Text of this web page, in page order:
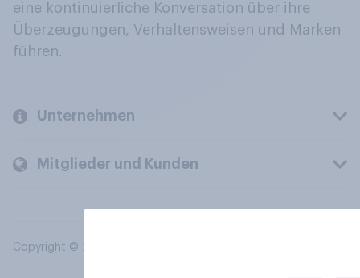
eine kontinuierliche Konversation über ihre
Überzeugungen, Verhaltensweisen und Marken
führen.
Unternehmen
Mitglieder und Kunden
Copyright © 2026 YouGov PLC. Alle Rechte vorbehalten.